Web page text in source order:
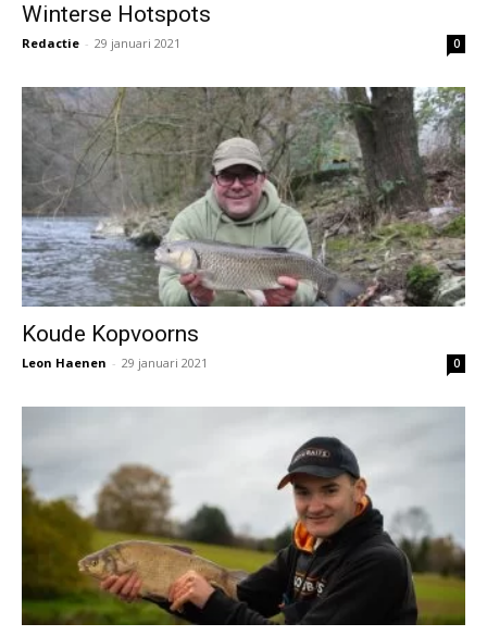
Winterse Hotspots
Redactie - 29 januari 2021 0
Koude Kopvoorns
Leon Haenen - 29 januari 2021 0